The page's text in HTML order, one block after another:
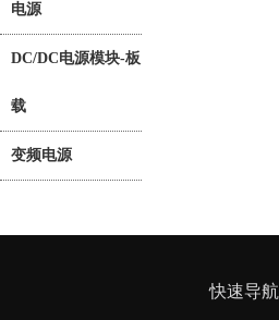
电源
DC/DC电源模块-板
载
变频电源
快速导航